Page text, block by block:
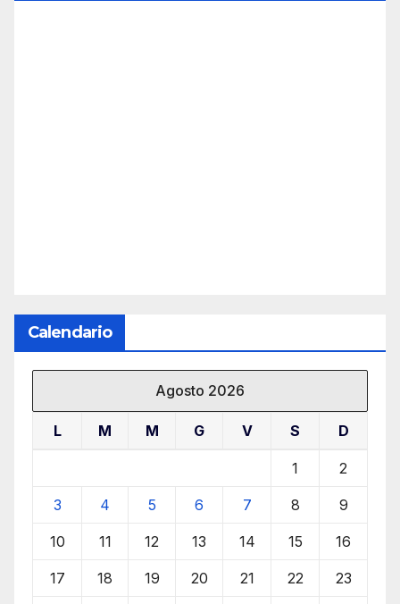
Calendario
Agosto 2026
L M M G V S D
1 2
3 4 5 6 7 8 9
10 11 12 13 14 15 16
17 18 19 20 21 22 23